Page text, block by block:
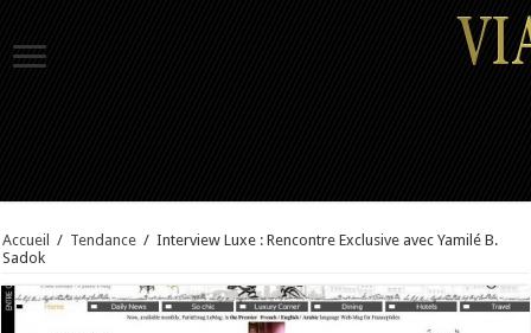
Accueil / Tendance / Interview Luxe : Rencontre Exclusive avec Yamilé B.
Sadok